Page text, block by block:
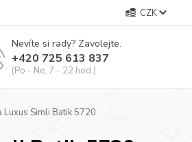
CZK
Nevíte si rady? Zavolejte.
+420 725 613 837
(Po - Ne, 7 - 22 hod.)
Luxus Simli Batik 5720